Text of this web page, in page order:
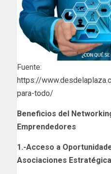
Fuente:
https://
para-todo/
Beneficios del
Emprendedores
1.-Acceso a
Asociaciones